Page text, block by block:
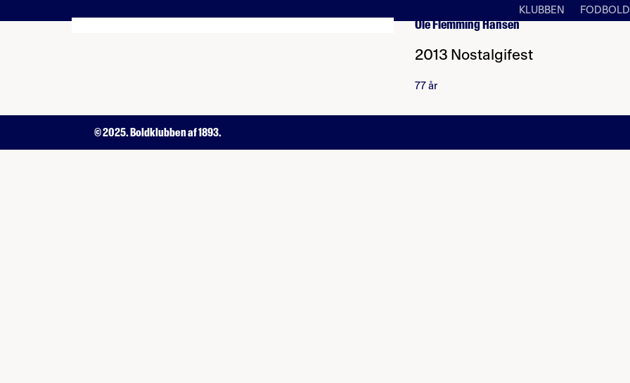
KLUBBEN
Ole Flemming Hansen
2013 Nostalgifest
77 år
© 2025. Boldklubben af 1893.